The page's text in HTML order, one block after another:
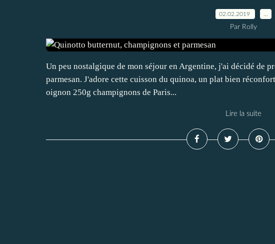
02.02.2019
Par Rolly
Un peu nostalgique de mon séjour en Argentine, j'ai décidé de
parmesan. J'adore cette cuisson du quinoa, un plat bien
oignon 250g champignons de Paris...
Lire la suite